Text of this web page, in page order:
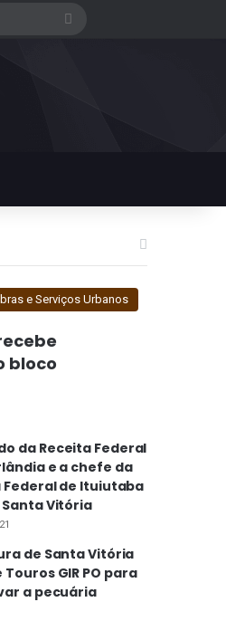
e Serviços Urbanos
bloco
da Receita Federal
e a chefe da
Federal de Ituiutaba
Vitória
de Santa Vitória
GIR PO para
a pecuária